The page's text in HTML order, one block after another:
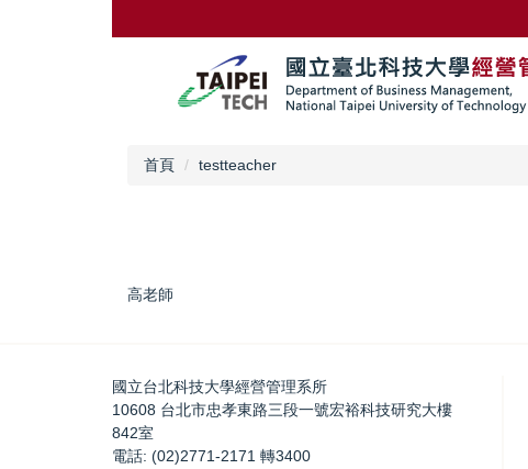
首頁 testteacher
高老師
國立台北科技大學經營管理系所
10608 台北市忠孝東路三段一號宏裕科技研究大樓
842室
電話: (02)2771-2171 轉3400